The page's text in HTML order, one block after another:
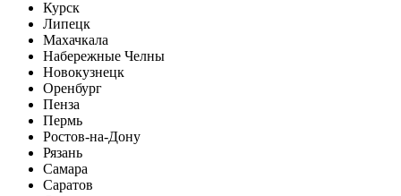
Курск
Липецк
Махачкала
Набережные Челны
Новокузнецк
Оренбург
Пенза
Пермь
Ростов-на-Дону
Рязань
Самара
Саратов